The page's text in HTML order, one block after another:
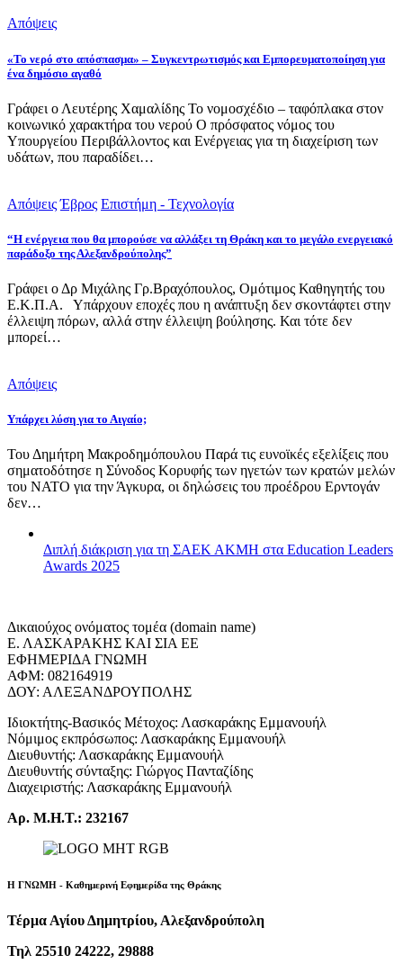
Απόψεις
«Το νερό στο απόσπασμα» – Συγκεντρωτισμός και Εμπορευματοποίηση για
ένα δημόσιο αγαθό
Γράφει ο Λευτέρης Χαμαλίδης Το νομοσχέδιο – ταφόπλακα στον
κοινωνικό χαρακτήρα του νερού Ο πρόσφατος νόμος του
Υπουργείου Περιβάλλοντος και Ενέργειας για τη διαχείριση των
υδάτων, που παραδίδει…
Απόψεις Έβρος Επιστήμη - Τεχνολογία
“Η ενέργεια που θα μπορούσε να αλλάξει τη Θράκη και το μεγάλο ενεργειακό
παράδοξο της Αλεξανδρούπολης”
Γράφει ο Δρ Μιχάλης Γρ.Βραχόπουλος, Ομότιμος Καθηγητής του
Ε.Κ.Π.Α. Υπάρχουν εποχές που η ανάπτυξη δεν σκοντάφτει στην
έλλειψη πόρων, αλλά στην έλλειψη βούλησης. Και τότε δεν
μπορεί…
Απόψεις
Υπάρχει λύση για το Αιγαίο;
Του Δημήτρη Μακροδημόπουλου Παρά τις ευνοϊκές εξελίξεις που
σηματοδότησε η Σύνοδος Κορυφής των ηγετών των κρατών μελών
του ΝΑΤΟ για την Άγκυρα, οι δηλώσεις του προέδρου Ερντογάν
δεν…
Διπλή διάκριση για τη ΣΑΕΚ ΑΚΜΗ στα Education Leaders
Awards 2025
Δικαιούχος ονόματος τομέα (domain name)
Ε. ΛΑΣΚΑΡΑΚΗΣ ΚΑΙ ΣΙΑ ΕΕ
ΕΦΗΜΕΡΙΔΑ ΓΝΩΜΗ
ΑΦΜ: 082164919
ΔΟΥ: ΑΛΕΞΑΝΔΡΟΥΠΟΛΗΣ
Ιδιοκτήτης-Βασικός Μέτοχος: Λασκαράκης Εμμανουήλ
Νόμιμος εκπρόσωπος: Λασκαράκης Εμμανουήλ
Διευθυντής: Λασκαράκης Εμμανουήλ
Διευθυντής σύνταξης: Γιώργος Πανταζίδης
Διαχειριστής: Λασκαράκης Εμμανουήλ
Αρ. Μ.Η.Τ.: 232167
Η ΓΝΩΜΗ - Καθημερινή Εφημερίδα της Θράκης
Τέρμα Αγίου Δημητρίου, Αλεξανδρούπολη
Τηλ 25510 24222, 29888